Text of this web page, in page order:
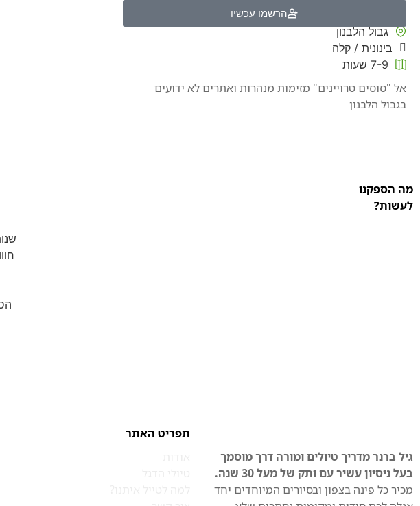
טיול סודות גבול הלבנון
גבול הלבנון
בינונית / קלה
7-9 שעות
אל "סוסים טרויינים" מזימות מנהרות ואתרים לא ידועים
בגבול הלבנון
הרשמו עכשיו
מה הספקנו
לעשות?
גיל ברנר מדריך טיולים ומורה דרך מוסמך
בעל ניסיון עשיר עם ותק של מעל 30 שנה.
מכיר כל פינה בצפון ובסיורים המיוחדים יחד
תפריט האתר